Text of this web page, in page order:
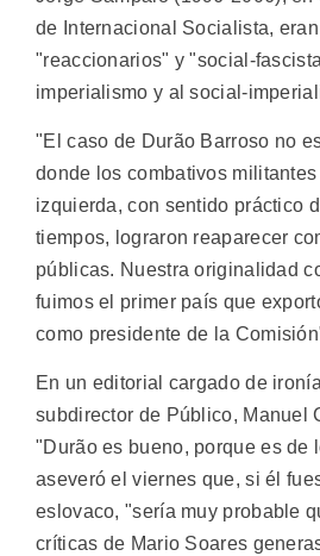
de Internacional Socialista,
"reaccionarios" y "social-
imperialismo y al social-
"El caso de Durão Barroso no
donde los combativos
izquierda, con sentido práctico
tiempos, lograron reaparecer
públicas. Nuestra originalidad
fuimos el primer país que
como presidente de la
En un editorial cargado de
subdirector de Público, Manuel
"Durão es bueno, porque es de
aseveró el viernes que, si él
eslovaco, "sería muy probable
críticas de Mario Soares